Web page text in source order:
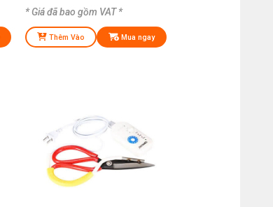
* Giá đã bao gồm VAT *
Thêm Vào Mua ngay